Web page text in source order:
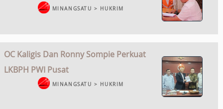
MINANGSATU > HUKRIM
OC Kaligis Dan Ronny Sompie Perkuat
LKBPH PWI Pusat
MINANGSATU > HUKRIM